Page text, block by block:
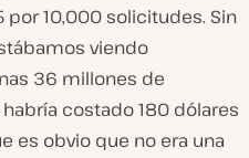
por 10,000 solicitudes. Sin
viendo
36 millones de
costado 180 dólares
es obvio que no era una